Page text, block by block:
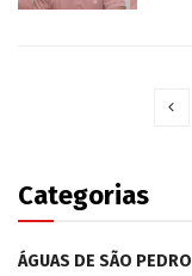
Categorias
ÁGUAS DE SÃO PEDRO